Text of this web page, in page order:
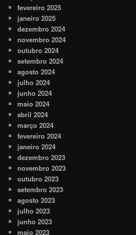
fevereiro 2025
janeiro 2025
dezembro 2024
novembro 2024
outubro 2024
setembro 2024
agosto 2024
julho 2024
junho 2024
maio 2024
abril 2024
março 2024
fevereiro 2024
janeiro 2024
dezembro 2023
novembro 2023
outubro 2023
setembro 2023
agosto 2023
julho 2023
junho 2023
maio 2023